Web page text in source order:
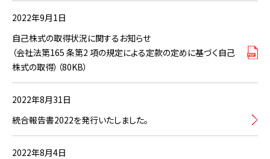
2022年9月1日
自己株式の取得状況に関するお知らせ
（会社法第165 条第2 項の規定による定款の定めに基づく自己
株式の取得）（80KB）
2022年8月31日
統合報告書2022を発行いたしました。
2022年8月4日